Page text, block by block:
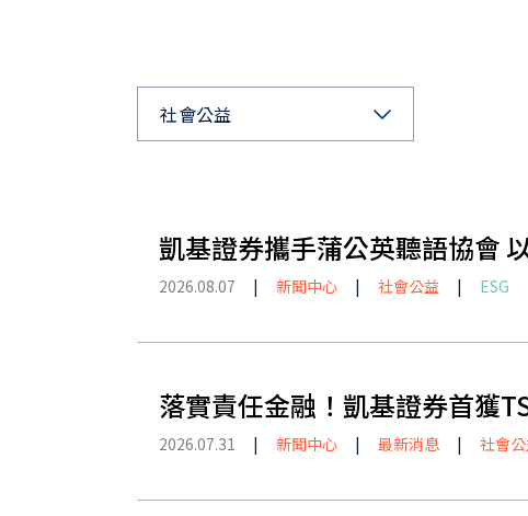
社會公益
凱基證券攜手蒲公英聽語協會
2026.08.07 | 新聞中心 | 社會公益 | ESG
落實責任金融！凱基證券首獲
2026.07.31 | 新聞中心 | 最新消息 | 社會